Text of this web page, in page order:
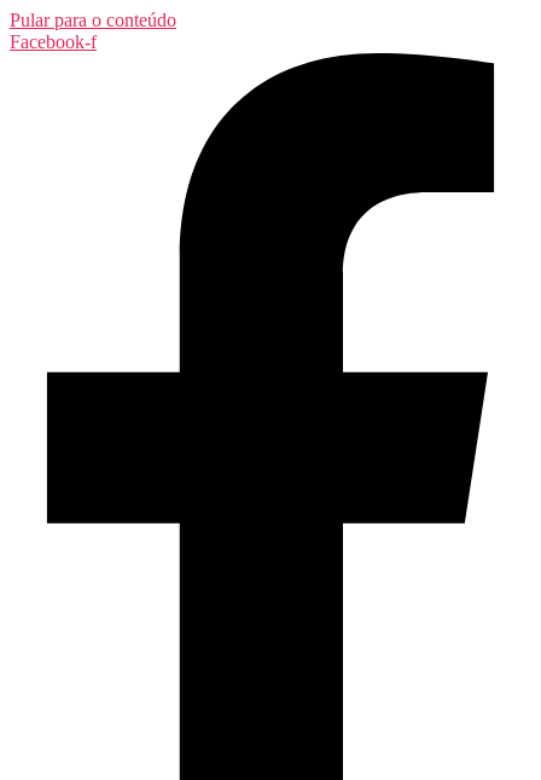
Pular para o conteúdo
Facebook-f